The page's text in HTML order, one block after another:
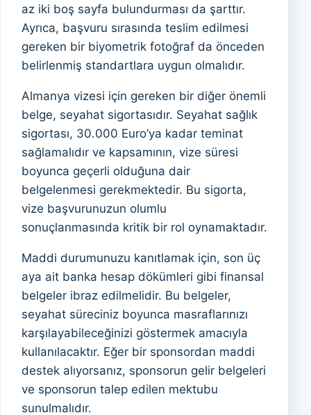
az iki boş sayfa bulundurması da şarttır.
Ayrıca, başvuru sırasında teslim edilmesi
gereken bir biyometrik fotoğraf da önceden
belirlenmiş standartlara uygun olmalıdır.
Almanya vizesi için gereken bir diğer önemli
belge, seyahat sigortasıdır. Seyahat sağlık
sigortası, 30.000 Euro’ya kadar teminat
sağlamalıdır ve kapsamının, vize süresi
boyunca geçerli olduğuna dair
belgelenmesi gerekmektedir. Bu sigorta,
vize başvurunuzun olumlu
sonuçlanmasında kritik bir rol oynamaktadır.
Maddi durumunuzu kanıtlamak için, son üç
aya ait banka hesap dökümleri gibi finansal
belgeler ibraz edilmelidir. Bu belgeler,
seyahat süreciniz boyunca masraflarınızı
karşılayabileceğinizi göstermek amacıyla
kullanılacaktır. Eğer bir sponsordan maddi
destek alıyorsanız, sponsorun gelir belgeleri
ve sponsorun talep edilen mektubu
sunulmalıdır.